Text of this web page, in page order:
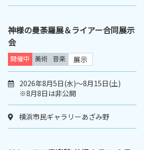
神様の曼荼羅展＆ライアー合同展示
会
開催中 美術 音楽 展示
2026年8月5日(水)～8月15日(土)
※8月8日は非公開
横浜市民ギャラリーあざみ野